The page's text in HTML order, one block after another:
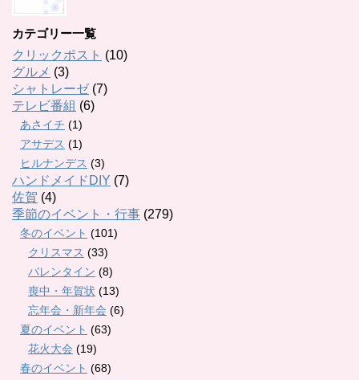
カテゴリー一覧
クリックポスト (10)
グルメ (3)
シャトレーゼ(7)
テレビ番組 (6)
あさイチ (1)
アサデス (1)
ヒルナンデス (3)
ハンドメイドDIY (7)
佐賀 (4)
季節のイベント・行事 (279)
冬のイベント (101)
クリスマス (33)
バレンタイン (8)
喪中・年賀状 (13)
忘年会・新年会 (6)
夏のイベント (63)
花火大会 (19)
春のイベント (68)